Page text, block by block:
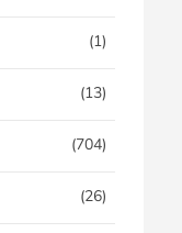
(1)
(13)
(704)
(26)